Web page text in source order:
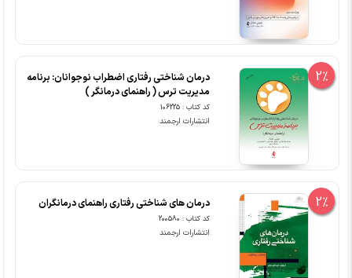
2%
درمان شناختی رفتاری اضطراب نوجوانان: برنامه
مدیریت ترس ( راهنمای درمانگر )
کد کتاب : 106225
انتشارات ارجمند
2% درمان های شناختی رفتاری راهنمای درمانگران
کد کتاب : 200580
انتشارات ارجمند